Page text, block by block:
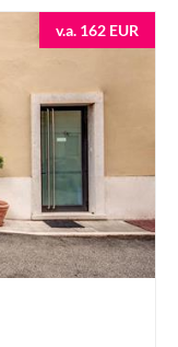
v.a. 162 EUR